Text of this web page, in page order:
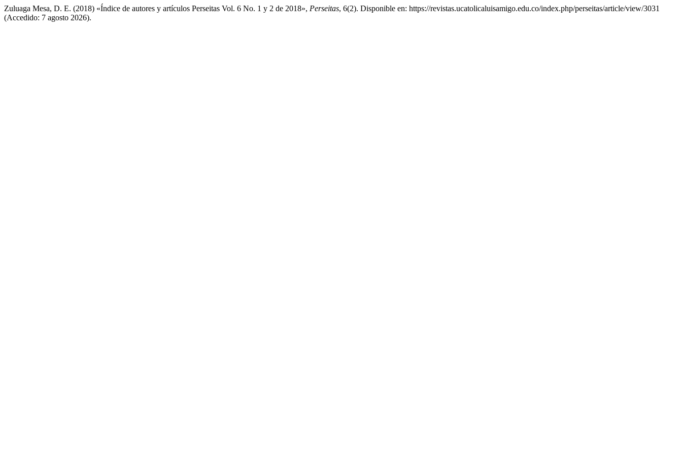
Zuluaga Mesa, D. E. (2018) «Índice de autores y artículos Perseitas Vol. 6 No. 1 y 2 de 2018», Perseitas, 6(2). Disponible en: https://revistas.ucatolicaluisamigo.edu.co/index.php/perseitas/article/view/3031
(Accedido: 7 agosto 2026).